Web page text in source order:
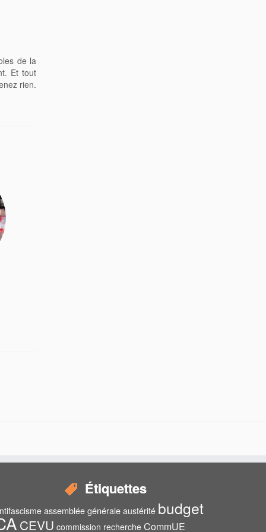
de la
Et tout
rien.
Étiquettes
assemblée générale austérité budget
CEVU commission recherche CommUE